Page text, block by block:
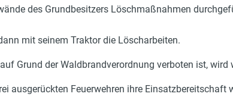
des Grundbesitzers Löschmaßnahmen
mit seinem Traktor die Löscharbeiten.
Grund der Waldbrandverordnung verboten ist,
ausgerückten Feuerwehren ihre Einsatzbereitschaft